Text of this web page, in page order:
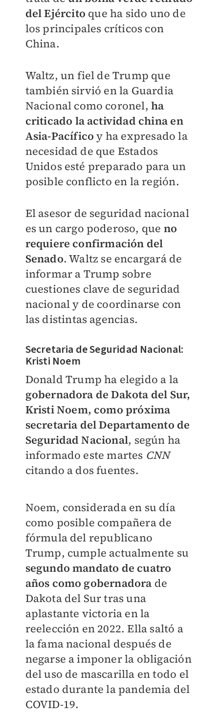
del Ejército que ha sido uno de
los principales críticos con
China.
Waltz, un fiel de Trump que
también sirvió en la Guardia
Nacional como coronel,ha
criticado la actividad china en
Asia-Pacífico y ha expresado la
necesidad de que Estados
Unidos esté preparado para un
posible conflicto en la región.
El asesor de seguridad nacional
es un cargo poderoso, que no
requiere confirmación del
Senado. Waltz se encargará de
informar a Trump sobre
cuestiones clave de seguridad
nacional y de coordinarse con
las distintas agencias.
Secretaria de Seguridad Nacional:
Kristi Noem
Donald Trump ha elegido a la
gobernadora de Dakota del Sur,
Kristi Noem, como próxima
secretaria del Departamento de
Seguridad Nacional, según ha
informado este martes CNN
citando a dos fuentes.
Noem, considerada en su día
como posible compañera de
fórmula del republicano
Trump, cumple actualmente su
segundo mandato de cuatro
años como gobernadora de
Dakota del Sur tras una
aplastante victoria en la
reelección en 2022. Ella saltó a
la fama nacional después de
negarse a imponer la obligación
del uso de mascarilla en todo el
estado durante la pandemia del
COVID-19.